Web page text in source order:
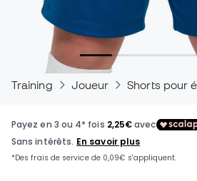
Training Joueur Shorts pour